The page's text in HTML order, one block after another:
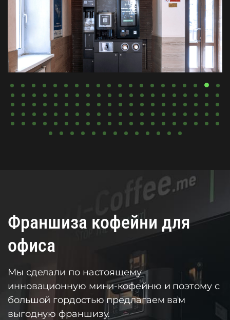
Франшиза кофейни для
офиса
Мы сделали по настоящему
инновационную мини-кофейню и поэтому с
большой гордостью предлагаем вам
выгодную франшизу.